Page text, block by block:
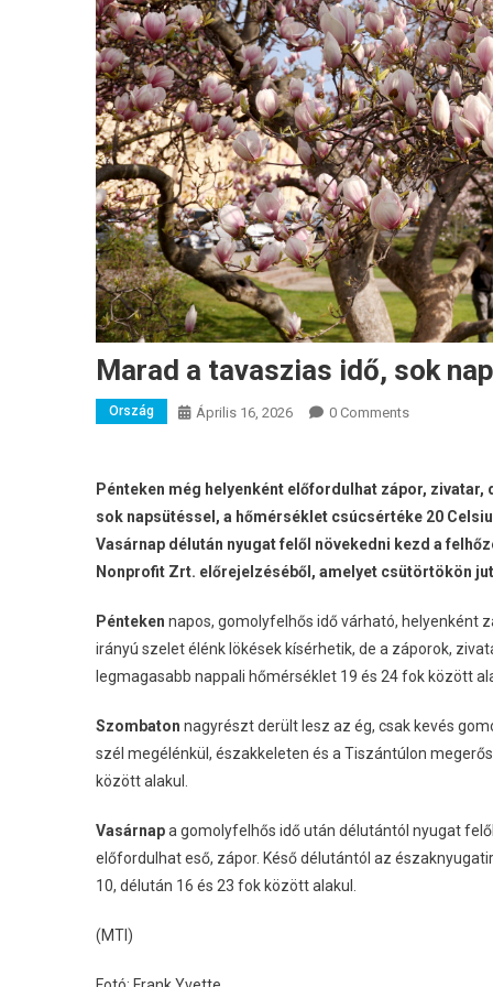
Marad a tavaszias idő, sok
Ország Április 16, 2026 0 Comments
Pénteken még helyenként előfordulhat zápor,
sok napsütéssel, a hőmérséklet csúcsértéke 20
Vasárnap délután nyugat felől növekedni kezd a
Nonprofit Zrt. előrejelzéséből, amelyet csütörtökön
Pénteken napos, gomolyfelhős idő várható, helyenként
irányú szelet élénk lökések kísérhetik, de a záporok,
legmagasabb nappali hőmérséklet 19 és 24 fok között
Szombaton nagyrészt derült lesz az ég, csak kevés
szél megélénkül, északkeleten és a Tiszántúlon
között alakul.
Vasárnapa gomolyfelhős idő után délutántól nyugat
előfordulhat eső, zápor. Késő délutántól az
10, délután 16 és 23 fok között alakul.
(MTI)